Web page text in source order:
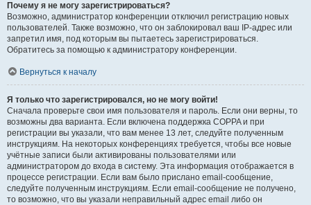
Почему я не могу зарегистрироваться?
Возможно, администратор конференции отключил регистрацию новых
пользователей. Также возможно, что он заблокировал ваш IP-адрес или
запретил имя, под которым вы пытаетесь зарегистрироваться.
Обратитесь за помощью к администратору конференции.
Вернуться к началу
Я только что зарегистрировался, но не могу войти!
Сначала проверьте свои имя пользователя и пароль. Если они верны, то
возможны два варианта. Если включена поддержка COPPA и при
регистрации вы указали, что вам менее 13 лет, следуйте полученным
инструкциям. На некоторых конференциях требуется, чтобы все новые
учётные записи были активированы пользователями или
администратором до входа в систему. Эта информация отображается в
процессе регистрации. Если вам было прислано email-сообщение,
следуйте полученным инструкциям. Если email-сообщение не получено,
то возможно, что вы указали неправильный адрес email либо он